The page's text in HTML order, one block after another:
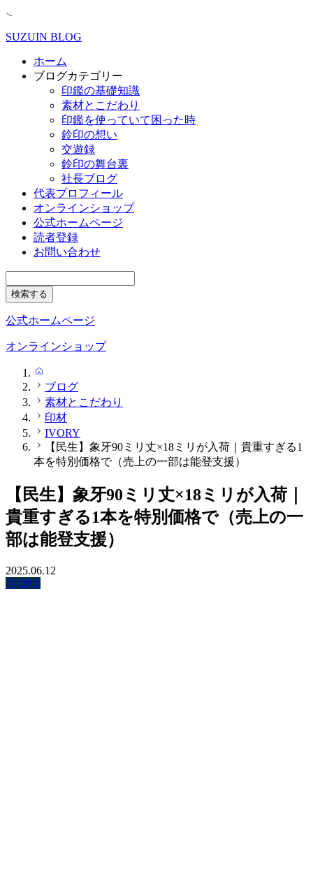
SUZUIN BLOG
ホーム
ブログカテゴリー
印鑑の基礎知識
素材とこだわり
印鑑を使っていて困った時
鈴印の想い
交遊録
鈴印の舞台裏
社長ブログ
代表プロフィール
オンラインショップ
公式ホームページ
読者登録
お問い合わせ
公式ホームページ
オンラインショップ
ブログ
素材とこだわり
印材
IVORY
【民生】象牙90ミリ丈×18ミリが入荷｜貴重すぎる1
本を特別価格で（売上の一部は能登支援）
【民生】象牙90ミリ丈×18ミリが入荷｜
貴重すぎる1本を特別価格で（売上の一
部は能登支援）
2025.06.12
IVORY